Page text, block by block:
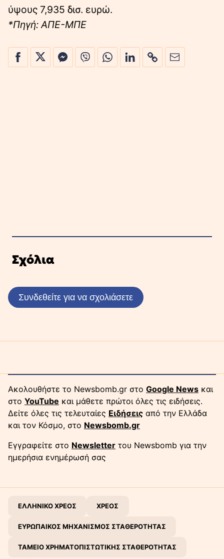
ύψους 7,935 δισ. ευρώ.
*Πηγή: ΑΠΕ-ΜΠΕ
Σχόλια
Συνδεθείτε για να σχολιάσετε
Ακολουθήστε το Newsbomb.gr στο Google News και
στο YouTube και μάθετε πρώτοι όλες τις ειδήσεις.
Δείτε όλες τις τελευταίες Ειδήσεις από την Ελλάδα
και τον Κόσμο, στο Newsbomb.gr
Εγγραφείτε στο Newsletter του Newsbomb για την
ημερήσια ενημέρωσή σας
ΕΛΛΗΝΙΚΟ ΧΡΕΟΣ ΧΡΕΟΣ
ΕΥΡΩΠΑΙΚΟΣ ΜΗΧΑΝΙΣΜΟΣ ΣΤΑΘΕΡΟΤΗΤΑΣ
ΤΑΜΕΙΟ ΧΡΗΜΑΤΟΠΙΣΤΩΤΙΚΗΣ ΣΤΑΘΕΡΟΤΗΤΑΣ